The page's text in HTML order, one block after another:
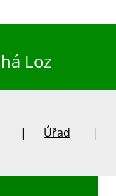
Loz
Úřad